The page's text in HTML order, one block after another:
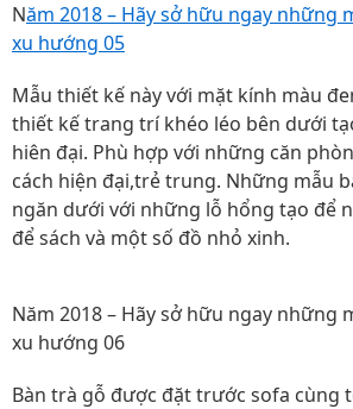
Năm 2018 – Hãy sở hữu ngay những
xu hướng 05
Mẫu thiết kế này với mặt kính màu
thiết kế trang trí khéo léo bên dưới
hiên đại. Phù hợp với những căn
cách hiện đại,trẻ trung. Những mẫu
ngăn dưới với những lỗ hổng tạo để
để sách và một số đồ nhỏ xinh.
Năm 2018 – Hãy sở hữu ngay những
xu hướng 06
Bàn trà gỗ được đặt trước sofa cùng